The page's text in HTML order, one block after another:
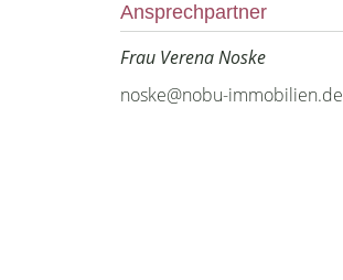
Ansprechpartner
Frau Verena Noske
noske@nobu-immobilien.de